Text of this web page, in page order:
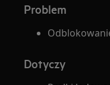
Problem
Dotyczy